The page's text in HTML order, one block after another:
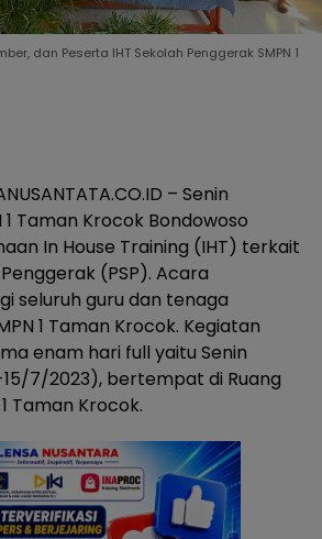
dan Peserta IHT Sekolah Penggerak SMPN 1
– Senin
Taman Krocok Bondowoso
In House Training (IHT) terkait
(PSP). Acara
seluruh guru dan tenaga
1 Taman Krocok. Kegiatan
enam hari full yaitu Senin
7/2023), bertempat di Ruang
Taman Krocok.